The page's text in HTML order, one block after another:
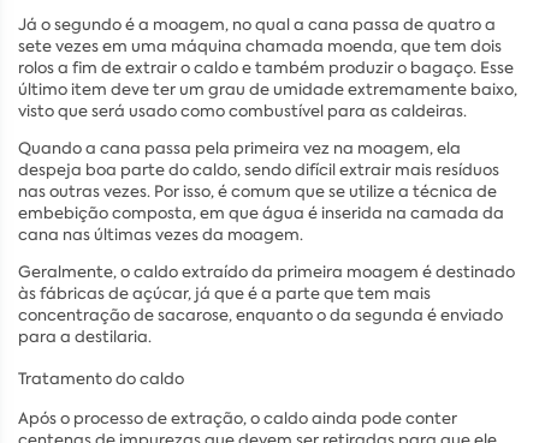
Já o segundo é a moagem, no qual a cana passa de quatro a
sete vezes em uma máquina chamada moenda, que tem dois
rolos a fim de extrair o caldo e também produzir o bagaço. Esse
último item deve ter um grau de umidade extremamente baixo,
visto que será usado como combustível para as caldeiras.
Quando a cana passa pela primeira vez na moagem, ela
despeja boa parte do caldo, sendo difícil extrair mais resíduos
nas outras vezes. Por isso, é comum que se utilize a técnica de
embebição composta, em que água é inserida na camada da
cana nas últimas vezes da moagem.
Geralmente, o caldo extraído da primeira moagem é destinado
às fábricas de açúcar, já que é a parte que tem mais
concentração de sacarose, enquanto o da segunda é enviado
para a destilaria.
Tratamento do caldo
Após o processo de extração, o caldo ainda pode conter